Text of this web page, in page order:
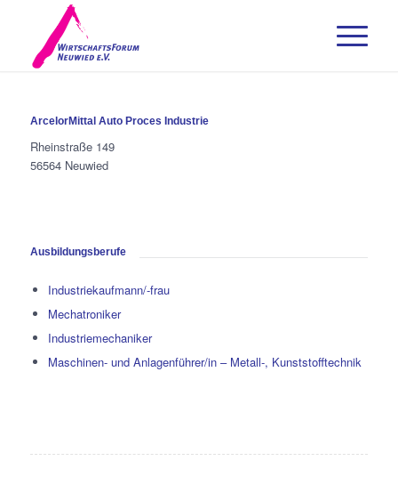
ArcelorMittal Auto Proces Industrie
Rheinstraße 149
56564 Neuwied
Ausbildungsberufe
Industriekaufmann/-frau
Mechatroniker
Industriemechaniker
Maschinen- und Anlagenführer/in – Metall-, Kunststofftechnik